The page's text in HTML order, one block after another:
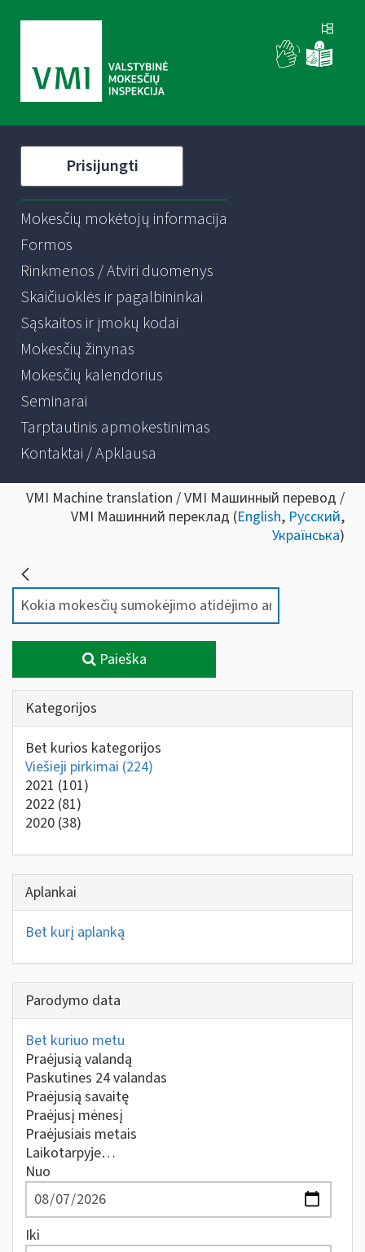
Prisijungti
Mokesčių mokėtojų informacija
Formos
Rinkmenos / Atviri duomenys
Skaičiuoklės ir pagalbininkai
Sąskaitos ir įmokų kodai
Mokesčių žinynas
Mokesčių kalendorius
Seminarai
Tarptautinis apmokestinimas
Kontaktai / Apklausa
VMI Machine translation / VMI Машинный перевод /
VMI Машинний переклад (English, Русский,
Українська)
Paieška
Kategorijos
Bet kurios kategorijos
Viešieji pirkimai (224)
2021 (101)
2022 (81)
2020 (38)
Aplankai
Bet kurį aplanką
Parodymo data
Bet kuriuo metu
Praėjusią valandą
Paskutines 24 valandas
Praėjusią savaitę
Praėjusį mėnesį
Praėjusiais metais
Laikotarpyje…
Nuo
Iki